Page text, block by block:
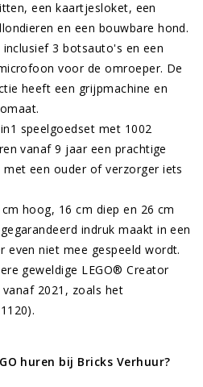
een kaartjesloket, een
en een bouwbare hond.
3 botsauto's en een
voor de omroeper. De
heeft een grijpmachine en
speelgoedset met 1002
vanaf 9 jaar een prachtige
met een ouder of verzorger iets
hoog, 16 cm diep en 26 cm
indruk maakt in een
even niet mee gespeeld wordt.
geweldige LEGO® Creator
2021, zoals het
huren bij Bricks Verhuur?